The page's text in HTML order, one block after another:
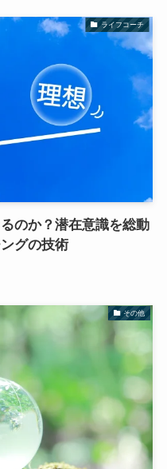
ライフコーチ
のか？潜在意識を総動
グの技術
その他